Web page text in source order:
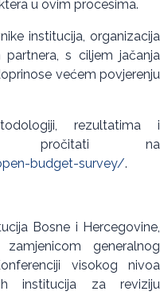
u ovim procesima.
institucija, organizacija
s ciljem jačanja
većem povjerenju
rezultatima i
pročitati na
budget-survey/.
Bosne i Hercegovine,
generalnog
visokog nivoa
institucija za reviziju